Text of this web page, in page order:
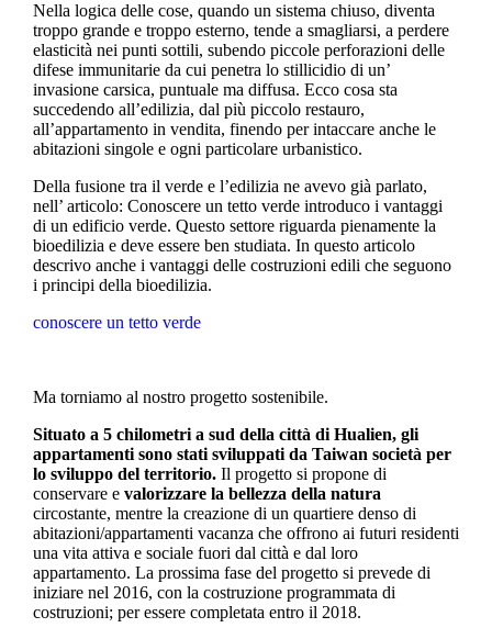
Nella logica delle cose, quando un sistema chiuso, diventa
troppo grande e troppo esterno, tende a smagliarsi, a perdere
elasticità nei punti sottili, subendo piccole perforazioni delle
difese immunitarie da cui penetra lo stillicidio di un’
invasione carsica, puntuale ma diffusa. Ecco cosa sta
succedendo all’edilizia, dal più piccolo restauro,
all’appartamento in vendita, finendo per intaccare anche le
abitazioni singole e ogni particolare urbanistico.
Della fusione tra il verde e l’edilizia ne avevo già parlato,
nell’ articolo: Conoscere un tetto verde introduco i vantaggi
di un edificio verde. Questo settore riguarda pienamente la
bioedilizia e deve essere ben studiata. In questo articolo
descrivo anche i vantaggi delle costruzioni edili che seguono
i principi della bioedilizia.
conoscere un tetto verde
Ma torniamo al nostro progetto sostenibile.
Situato a 5 chilometri a sud della città di Hualien, gli
appartamenti sono stati sviluppati da Taiwan società per
lo sviluppo del territorio. Il progetto si propone di
conservare e valorizzare la bellezza della natura
circostante, mentre la creazione di un quartiere denso di
abitazioni/appartamenti vacanza che offrono ai futuri residenti
una vita attiva e sociale fuori dal città e dal loro
appartamento. La prossima fase del progetto si prevede di
iniziare nel 2016, con la costruzione programmata di
costruzioni; per essere completata entro il 2018.